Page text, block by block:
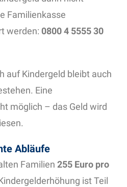
Familienkasse
werden: 0800 4 5555 30
auf Kindergeld bleibt auch
Eine
möglich – das Geld wird
Abläufe
Familien 255 Euro pro
ist Teil